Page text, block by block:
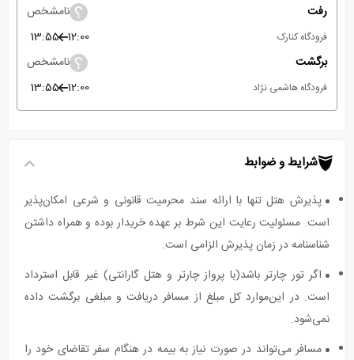
رفت
نامشخص
فرودگاه کنارک 12:00
13:55
برگشت
نامشخص
فرودگاه هاشمی نژاد 12:00
13:55
شرایط و ضوابط
پذیرش هتل تنها با ارائه سند محرمیت قانونی و شرعی امکان‌پذیر
است. مسئولیت رعایت این شرط بر عهده خریدار بوده و همراه داشتن
شناسنامه در زمان پذیرش الزامی است.
اگر تور چارتر باشد(با پرواز چارتر و هتل گارانتی) غیر قابل استرداد
است. در این‌موارد کل مبلغ از مسافر دریافت و مبلغی برگشت داده
نمی‌شود.
مسافر می‌تواند در صورت نیاز به بیمه در هنگام سفر تقاضای خود را